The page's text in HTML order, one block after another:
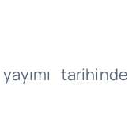
tarihinde